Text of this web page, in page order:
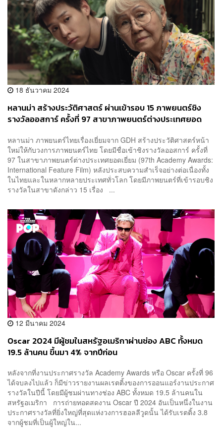
18 ธันวาคม 2024
หลานม่า สร้างประวัติศาสตร์ ผ่านเข้ารอบ 15 ภาพยนตร์ชิง
รางวัลออสการ์ ครั้งที่ 97 สาขาภาพยนตร์ต่างประเทศยอด
หลานม่า ภาพยนตร์ไทยเรื่องเยี่ยมจาก GDH สร้างประวัติศาสตร์หน้า
ใหม่ให้กับวงการภาพยนตร์ไทย โดยมีชื่อเข้าชิงรางวัลออสการ์ ครั้งที่
97 ในสาขาภาพยนตร์ต่างประเทศยอดเยี่ยม (97th Academy Awards:
International Feature Film) หลังประสบความสำเร็จอย่างต่อเนื่องทั้ง
ในไทยและในหลากหลายประเทศทั่วโลก โดยมีภาพยนตร์ที่เข้ารอบชิง
รางวัลในสาขาดังกล่าว 15 เรื่อง ...
12 มีนาคม 2024
Oscar 2024 มีผู้ชมในสหรัฐอเมริกาผ่านช่อง ABC ทั้งหมด
19.5 ล้านคน ขึ้นมา 4% จากปีก่อน
หลังจากที่งานประกาศรางวัล Academy Awards หรือ Oscar ครั้งที่ 96
ได้จบลงไปแล้ว ก็มีข่าวรายงานผลเรตติ้งของการออนแอร์งานประกาศ
รางวัลในปีนี้ โดยมีผู้ชมผ่านทางช่อง ABC ทั้งหมด 19.5 ล้านคนใน
สหรัฐอเมริกา การถ่ายทอดสดงาน Oscar ปี 2024 อันเป็นหนึ่งในงาน
ประกาศรางวัลที่ยิ่งใหญ่ที่สุดแห่งวงการฮอลลีวูดนั้น ได้รับเรตติ้ง 3.8
จากผู้ชมที่เป็นผู้ใหญ่ใน...